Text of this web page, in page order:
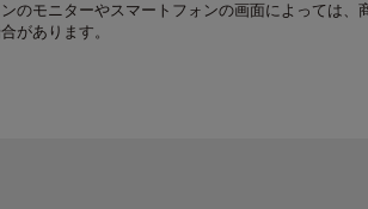
のモニターやスマートフォンの画面によっては、
があります。